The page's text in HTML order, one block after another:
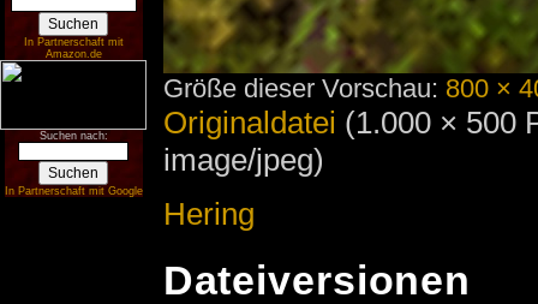
In Partnerschaft mit
Amazon.de
Suchen nach:
In Partnerschaft mit Google
Größe dieser Vorschau: 800 ×
Originaldatei (1.000 × 500
image/jpeg)
Hering
Dateiversionen